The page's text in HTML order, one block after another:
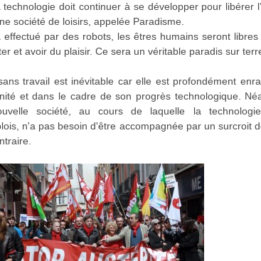
doit continuer à se développer pour libérer
société de loisirs, appelée Paradisme.
par des robots, les êtres humains seront
et avoir du plaisir. Ce sera un véritable paradis sur
travail est inévitable car elle est profondément
et dans le cadre de son progrès technologique.
société, au cours de laquelle la
n'a pas besoin d'être accompagnée par un surcroit